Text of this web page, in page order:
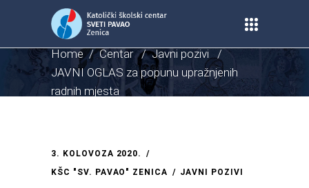
Home/Centar /Javni pozivi
/
JAVNI OGLAS za popunu upražnjenih
radnih mjesta
3. KOLOVOZA 2020.
KŠC "SV. PAVAO" ZENICA
JAVNI POZIVI